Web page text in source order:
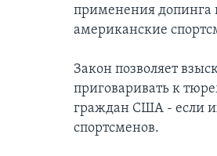
применения допинга
американские
Закон позволяет
приговаривать к
граждан США - если
спортсменов.